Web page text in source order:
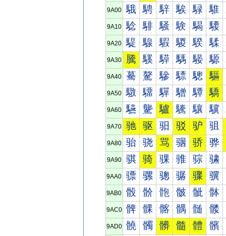
9A00 騀 騁 騂 騃 騄 騅
9A10 騐 騑 騒 験 騔 騕
9A20 騠 騡 騢 騣 騤 騥
9A30 騰 騱 騲 騳 騴 騵
9A40 驀 驁 驂 驃 驄 驅
9A50 驐 驑 驒 驓 驔 驕
9A60 驠 驡 驢 驣 驤 驥
9A70 驰 驱 驲 驳 驴 驵
9A80 骀 骁 骂 骃 骄 骅
9A90 骐 骑 骒 骓 骔 骕
9AA0 骠 骡 骢 骣 骤 骥
9AB0 骰 骱 骲 骳 骴 骵
9AC0 髀 髁 髂 髃 髄 髅
9AD0 髐 髑 髒 髓 體 髕